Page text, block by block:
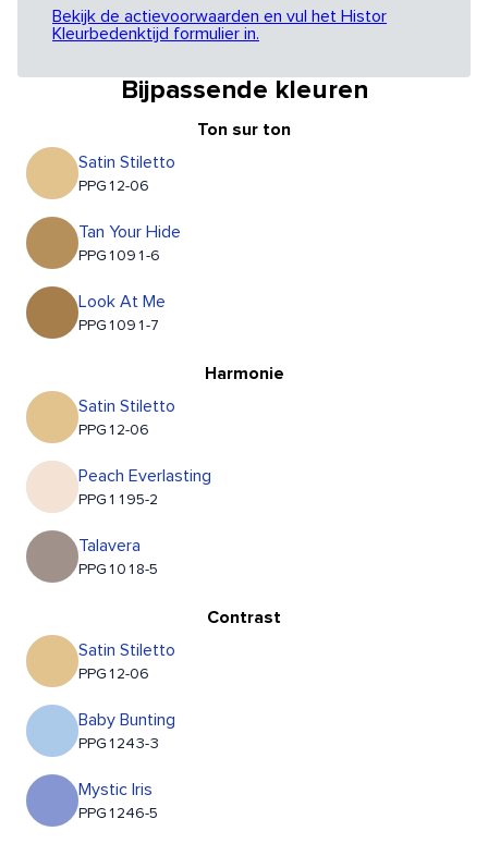
Bekijk de actievoorwaarden en vul het Histor
Kleurbedenktijd formulier in.
Bijpassende kleuren
Ton sur ton
Satin Stiletto
PPG12-06
Tan Your Hide
PPG1091-6
Look At Me
PPG1091-7
Harmonie
Satin Stiletto
PPG12-06
Peach Everlasting
PPG1195-2
Talavera
PPG1018-5
Contrast
Satin Stiletto
PPG12-06
Baby Bunting
PPG1243-3
Mystic Iris
PPG1246-5